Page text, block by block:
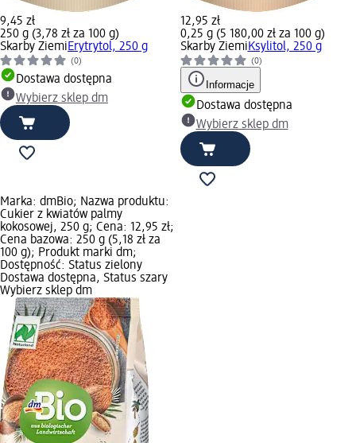
9,45 zł
250 g (3,78 zł za 100 g)
Skarby ZiemiErytrytol, 250 g
(0)
Dostawa dostępna
Wybierz sklep dm
12,95 zł
0,25 g (5 180,00 zł za 100 g)
Skarby ZiemiKsylitol, 250 g
(0)
Informacje
Dostawa dostępna
Wybierz sklep dm
Marka: dmBio; Nazwa produktu:
Cukier z kwiatów palmy
kokosowej, 250 g; Cena: 12,95 zł;
Cena bazowa: 250 g (5,18 zł za
100 g); Produkt marki dm;
Dostępność: Status zielony
Dostawa dostępna, Status szary
Wybierz sklep dm